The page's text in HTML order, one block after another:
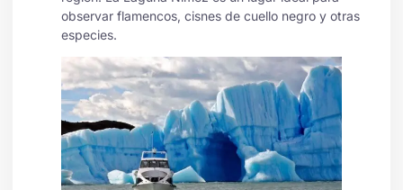
observar flamencos, cisnes de cuello negro y otras
especies.